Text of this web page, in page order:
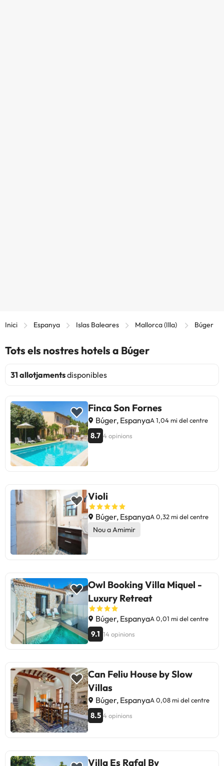
Inici Espanya Islas Baleares Mallorca (Illa) Búger
Tots els nostres hotels a Búger
31 allotjamentsdisponibles
Finca Son Fornes
Búger, EspanyaA 1,04 mi del centre
8.7 4 opinions
Violi
Búger, EspanyaA 0,32 mi del centre
Nou a Amimir
Owl Booking Villa Miquel -
Luxury Retreat
Búger, EspanyaA 0,01 mi del centre
9.1 14 opinions
Can Feliu House by Slow
Villas
Búger, EspanyaA 0,08 mi del centre
8.5 4 opinions
Villa Es Rafal By